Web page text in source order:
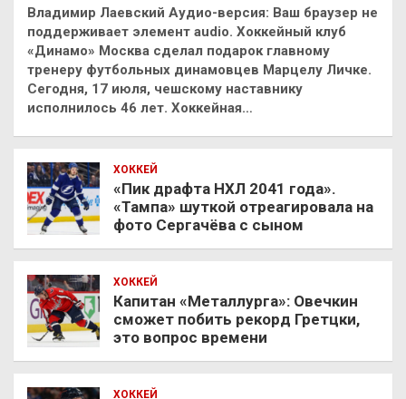
Владимир Лаевский Аудио-версия: Ваш браузер не
поддерживает элемент audio. Хоккейный клуб
«Динамо» Москва сделал подарок главному
тренеру футбольных динамовцев Марцелу Личке.
Сегодня, 17 июля, чешскому наставнику
исполнилось 46 лет. Хоккейная…
ХОККЕЙ
«Пик драфта НХЛ 2041 года».
«Тампа» шуткой отреагировала на
фото Сергачёва с сыном
ХОККЕЙ
Капитан «Металлурга»: Овечкин
сможет побить рекорд Гретцки,
это вопрос времени
ХОККЕЙ